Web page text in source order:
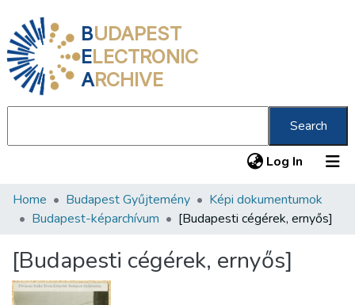
BUDAPEST
ELECTRONIC
ARCHIVE
Search
Log In (current)
Communities & Collections
Statistics
About us
Home Budapest Gyűjtemény
Képi dokumentumok
Budapest-képarchívum
[Budapesti cégérek, ernyős]
[Budapesti cégérek, ernyős]